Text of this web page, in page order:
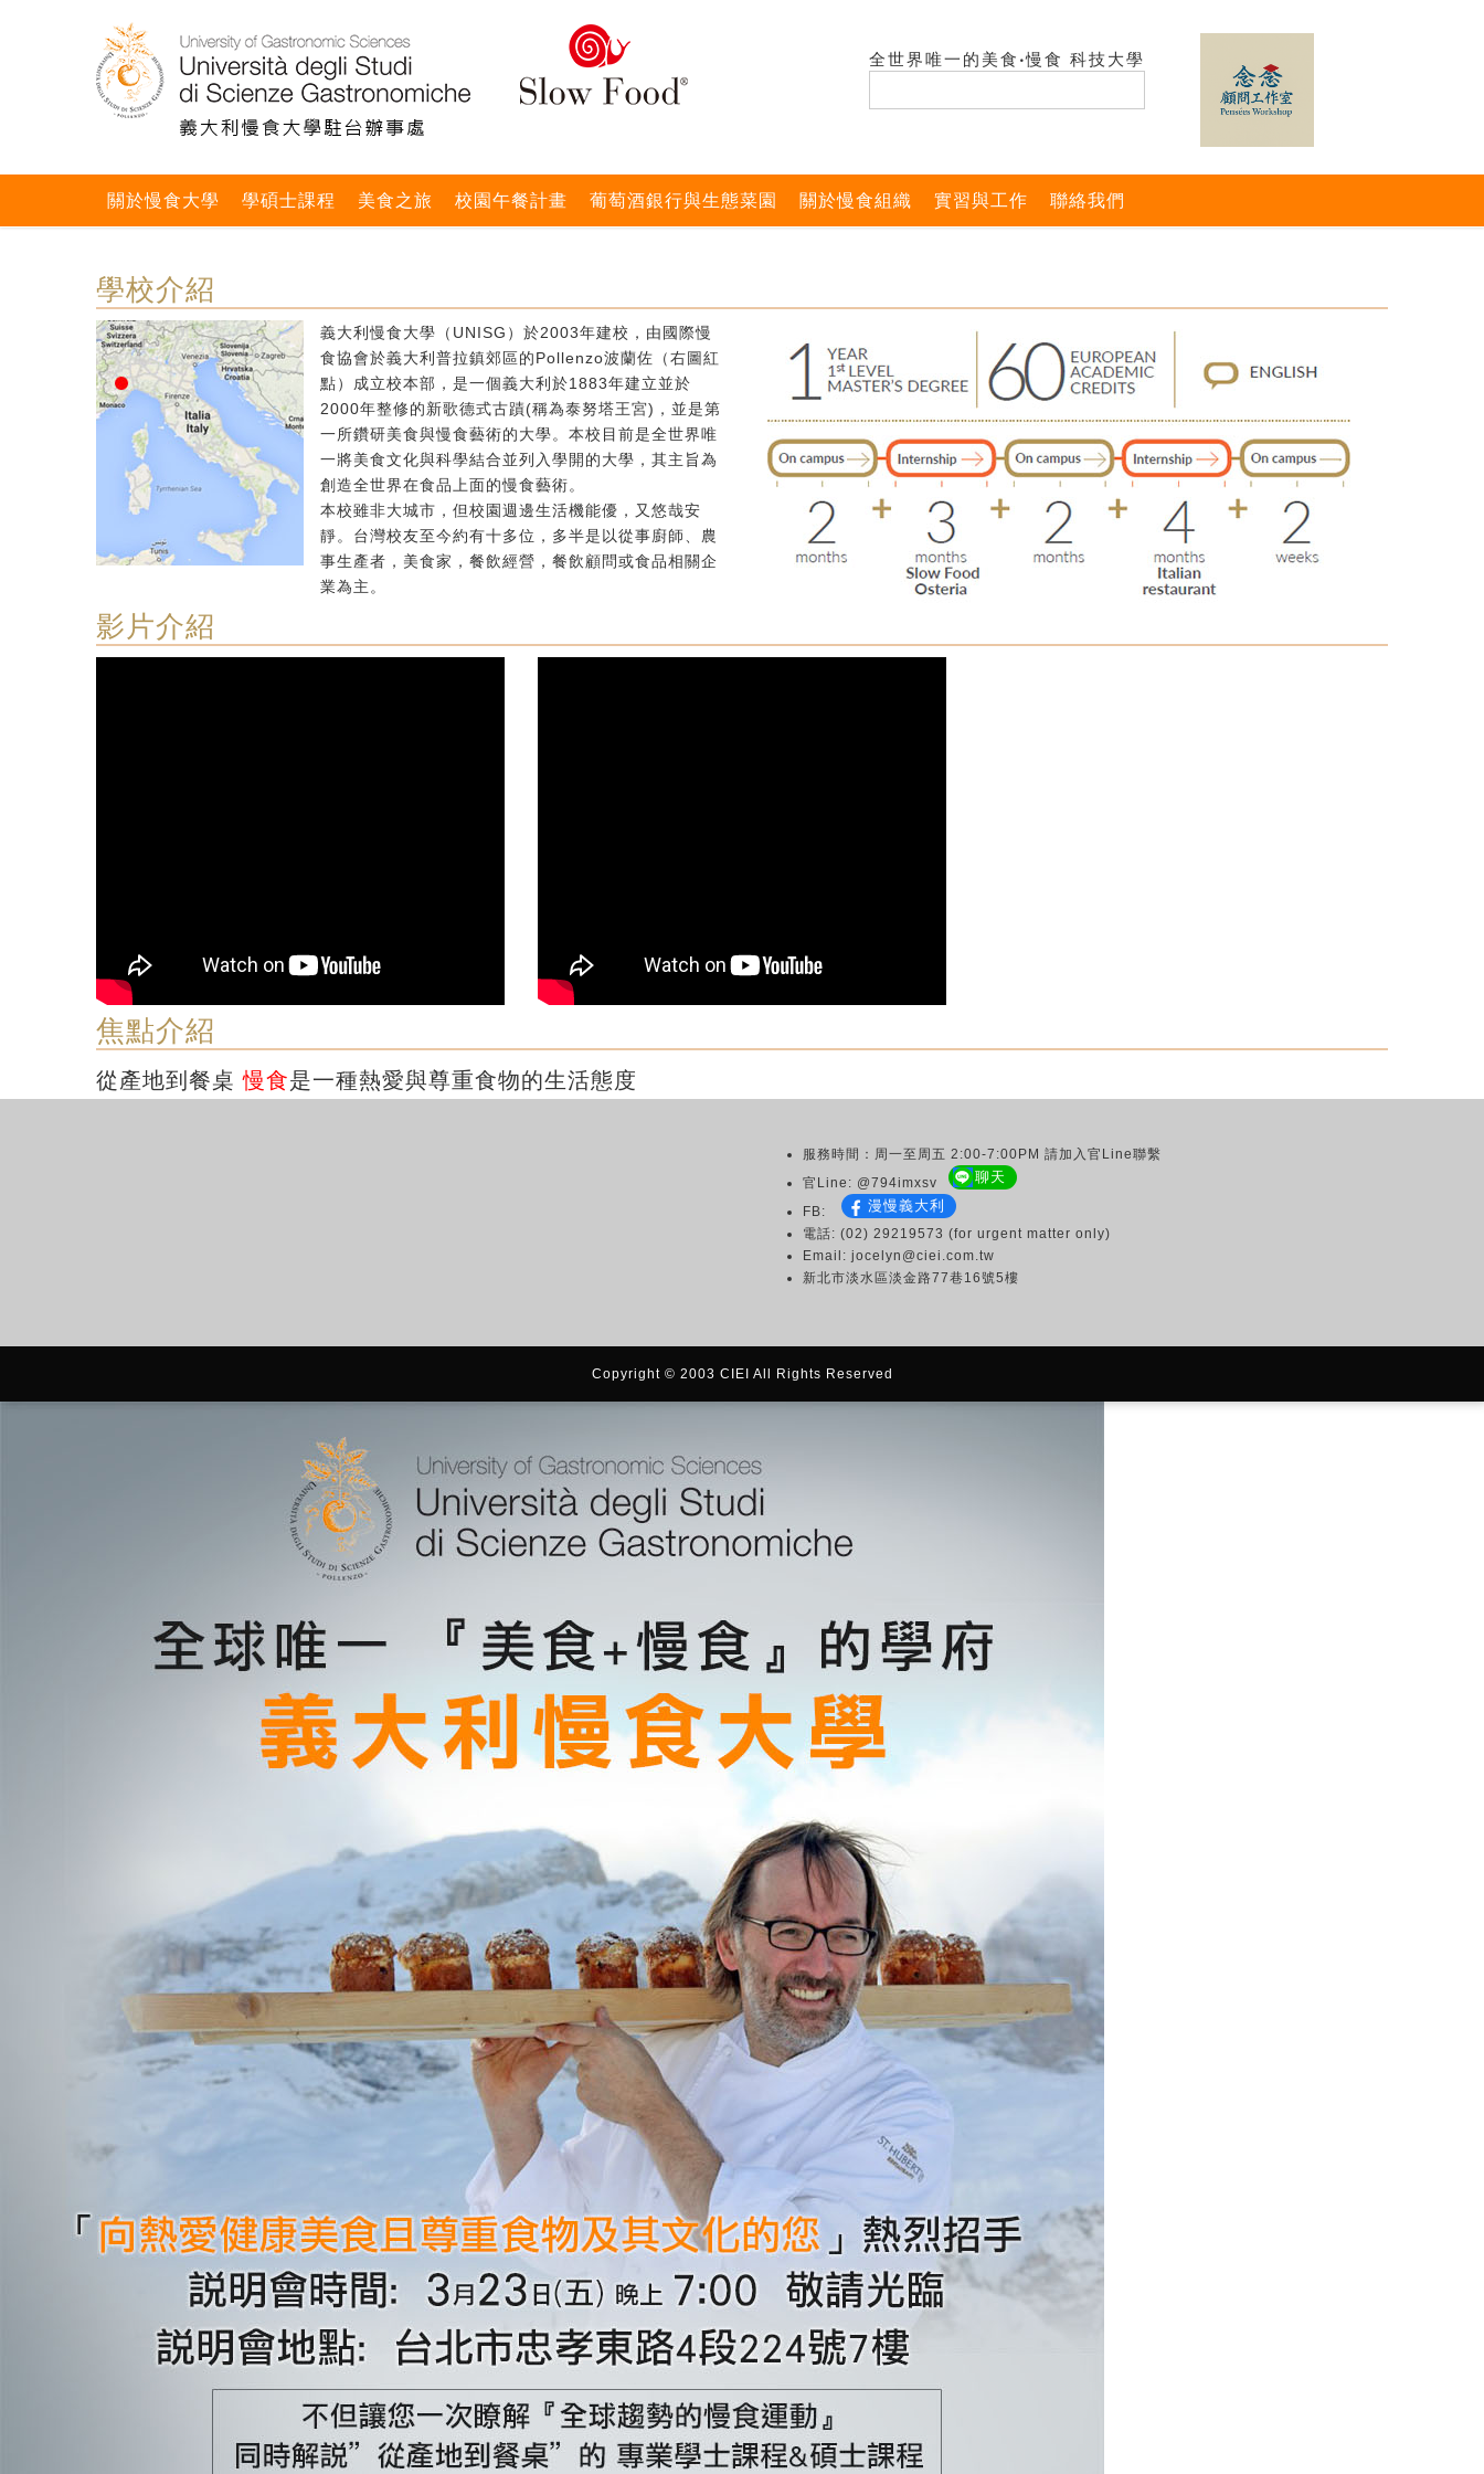
全世界唯一的美食‧慢食 科技大學
關於慢食大學 學碩士課程 美食之旅 校園午餐計畫 葡萄酒銀行與生態菜園 關於慢食組織 實習與工作 聯絡我們
學校介紹
義大利慢食大學（UNISG）於2003年建校，由國際慢
食協會於義大利普拉鎮郊區的Pollenzo波蘭佐（右圖紅
點）成立校本部，是一個義大利於1883年建立並於
2000年整修的新歌德式古蹟(稱為泰努塔王宮)，並是第
一所鑽研美食與慢食藝術的大學。本校目前是全世界唯
一將美食文化與科學結合並列入學開的大學，其主旨為
創造全世界在食品上面的慢食藝術。
本校雖非大城市，但校園週邊生活機能優，又悠哉安
靜。台灣校友至今約有十多位，多半是以從事廚師、農
事生產者，美食家，餐飲經營，餐飲顧問或食品相關企
業為主。
影片介紹
焦點介紹
從產地到餐桌慢食是一種熱愛與尊重食物的生活態度
服務時間：周一至周五 2:00-7:00PM 請加入官Line聯繫
官Line: @794imxsv
聊天
FB: 漫慢義大利
電話: (02) 29219573 (for urgent matter only)
Email: jocelyn@ciei.com.tw
新北市淡水區淡金路77巷16號5樓
Copyright © 2003 CIEI All Rights Reserved